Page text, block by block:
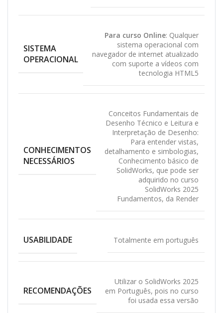
SISTEMA
OPERACIONAL
Para curso Online: Qualquer
sistema operacional com
navegador de internet atualizado
com suporte a vídeos com
tecnologia HTML5
CONHECIMENTOS
NECESSÁRIOS
Conceitos Fundamentais de
Desenho Técnico e Leitura e
Interpretação de Desenho:
Para entender vistas,
detalhamento e simbologias,
Conhecimento básico de
SolidWorks, que pode ser
adquirido no curso
SolidWorks 2025
Fundamentos, da Render
USABILIDADE Totalmente em português
RECOMENDAÇÕES
Utilizar o SolidWorks 2025
em Português, pois no curso
foi usada essa versão